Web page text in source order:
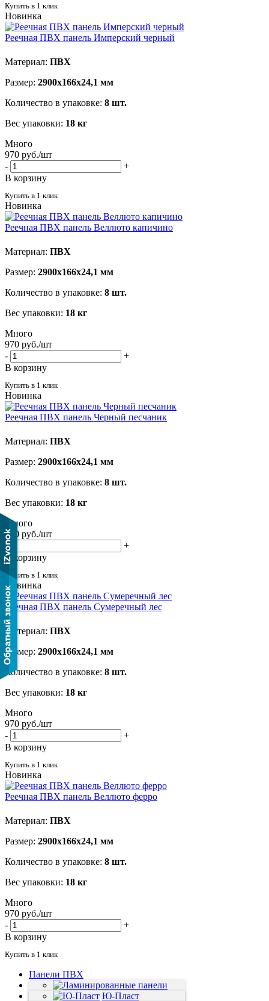
Купить в 1 клик
Новинка
Реечная ПВХ панель Имперский черный
Материал: ПВХ
Размер: 2900х166х24,1 мм
Количество в упаковке: 8 шт.
Вес упаковки: 18 кг
Много
970 руб./шт
-
+
В корзину
Купить в 1 клик
Новинка
Реечная ПВХ панель Веллюто капичино
Материал: ПВХ
Размер: 2900х166х24,1 мм
Количество в упаковке: 8 шт.
Вес упаковки: 18 кг
Много
970 руб./шт
-
+
В корзину
Купить в 1 клик
Новинка
Реечная ПВХ панель Черный песчаник
Материал: ПВХ
Размер: 2900х166х24,1 мм
Количество в упаковке: 8 шт.
Вес упаковки: 18 кг
Много
970 руб./шт
-
+
В корзину
Купить в 1 клик
Новинка
Реечная ПВХ панель Сумеречный лес
Материал: ПВХ
Размер: 2900х166х24,1 мм
Количество в упаковке: 8 шт.
Вес упаковки: 18 кг
Много
970 руб./шт
-
+
В корзину
Купить в 1 клик
Новинка
Реечная ПВХ панель Веллюто ферро
Материал: ПВХ
Размер: 2900х166х24,1 мм
Количество в упаковке: 8 шт.
Вес упаковки: 18 кг
Много
970 руб./шт
-
+
В корзину
Купить в 1 клик
Панели ПВХ
Ламинированные панели
Сайдинг
Ю-Пласт
Фасадные панели